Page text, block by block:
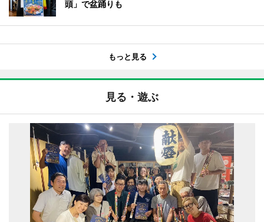
頭」で盆踊りも
もっと見る
見る・遊ぶ